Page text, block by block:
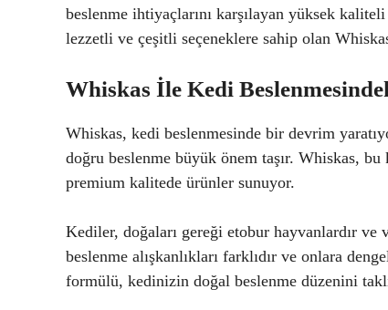
beslenme ihtiyaçlarını karşılayan yüksek
lezzetli ve çeşitli seçeneklere sahip olan
Whiskas İle Kedi
Whiskas, kedi beslenmesinde bir devrim
doğru beslenme büyük önem taşır. Whiskas,
premium kalitede ürünler sunuyor.
Kediler, doğaları gereği etobur hayvanlardır
beslenme alışkanlıkları farklıdır ve onlara
formülü, kedinizin doğal beslenme düzenini